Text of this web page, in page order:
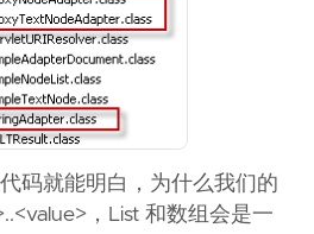
码就能明白，为什么我们的
，List 和数组会是一